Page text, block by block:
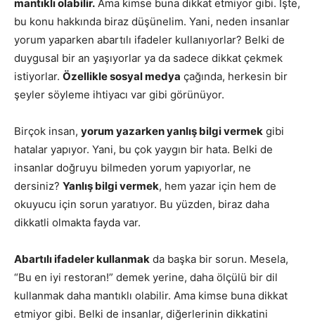
mantıklı olabilir. Ama kimse buna dikkat etmiyor gibi. İşte,
bu konu hakkında biraz düşünelim. Yani, neden insanlar
yorum yaparken abartılı ifadeler kullanıyorlar? Belki de
duygusal bir an yaşıyorlar ya da sadece dikkat çekmek
istiyorlar. Özellikle sosyal medya çağında, herkesin bir
şeyler söyleme ihtiyacı var gibi görünüyor.
Birçok insan, yorum yazarken yanlış bilgi vermek gibi
hatalar yapıyor. Yani, bu çok yaygın bir hata. Belki de
insanlar doğruyu bilmeden yorum yapıyorlar, ne
dersiniz? Yanlış bilgi vermek, hem yazar için hem de
okuyucu için sorun yaratıyor. Bu yüzden, biraz daha
dikkatli olmakta fayda var.
Abartılı ifadeler kullanmak da başka bir sorun. Mesela,
“Bu en iyi restoran!” demek yerine, daha ölçülü bir dil
kullanmak daha mantıklı olabilir. Ama kimse buna dikkat
etmiyor gibi. Belki de insanlar, diğerlerinin dikkatini